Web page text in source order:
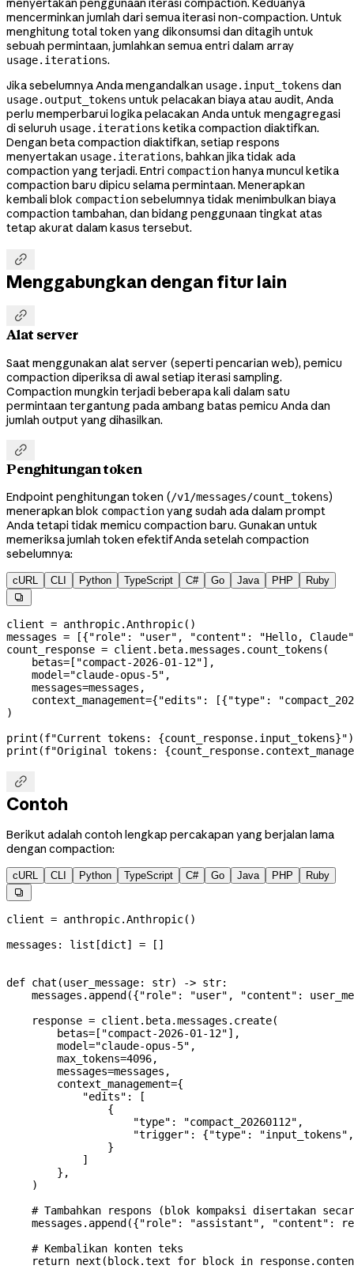
menyertakan penggunaan iterasi compaction. Keduanya
mencerminkan jumlah dari semua iterasi non-compaction. Untuk
menghitung total token yang dikonsumsi dan ditagih untuk
sebuah permintaan, jumlahkan semua entri dalam array
usage.iterations.
Jika sebelumnya Anda mengandalkan usage.input_tokens dan
usage.output_tokens untuk pelacakan biaya atau audit, Anda
perlu memperbarui logika pelacakan Anda untuk mengagregasi
di seluruh usage.iterations ketika compaction diaktifkan.
Dengan beta compaction diaktifkan, setiap respons
menyertakan usage.iterations, bahkan jika tidak ada
compaction yang terjadi. Entri compaction hanya muncul ketika
compaction baru dipicu selama permintaan. Menerapkan
kembali blok compactionsebelumnya tidak menimbulkan biaya
compaction tambahan, dan bidang penggunaan tingkat atas
tetap akurat dalam kasus tersebut.

Menggabungkan dengan fitur lain

Alat server
Saat menggunakan alat server (seperti pencarian web), pemicu
compaction diperiksa di awal setiap iterasi sampling.
Compaction mungkin terjadi beberapa kali dalam satu
permintaan tergantung pada ambang batas pemicu Anda dan
jumlah output yang dihasilkan.

Penghitungan token
Endpoint penghitungan token (/v1/messages/count_tokens)
menerapkan blok compactionyang sudah ada dalam prompt
Anda tetapi tidak memicu compaction baru. Gunakan untuk
memeriksa jumlah token efektif Anda setelah compaction
sebelumnya:
cURL CLI Python TypeScript C# Go Java PHP Ruby

client = anthropic.Anthropic()
messages = [{"role" : "user" , "content" :
"Hello, Claude"
count_response = client.beta.messages.count_tokens(
    betas
= [ "compact-2026-01-12"],
    model
="claude-opus-5" ,
    messages
=messages,
    context_management
={"edits" : [{"type" :
)
print (f"Current tokens: {count_response.input_tokens}")
print (f"Original tokens: {

Contoh
Berikut adalah contoh lengkap percakapan yang berjalan lama
dengan compaction:
cURL CLI Python TypeScript C# Go Java PHP Ruby

client = anthropic.Anthropic()
messages: list[dict] = []
def chat (user_message: str) -> str:
    messages.append({
"role" : "user" , "content" :
    response
= client.beta.messages.create(
        betas
= [ "compact-2026-01-12"],
        model
="claude-opus-5" ,
        max_tokens
=4096,
        messages
=messages,
        context_management
={
            "edits"
: [
                {
                    "type"
: "compact_20260112" ,
                    "trigger"
: {"type" : "input_tokens"
                }
            ]
        },
    )
# Tambahkan respons (blok kompaksi disertakan
    messages.append({
"role" : "assistant" , "content" :
    # Kembalikan konten teks
    return
next (block.text for block in